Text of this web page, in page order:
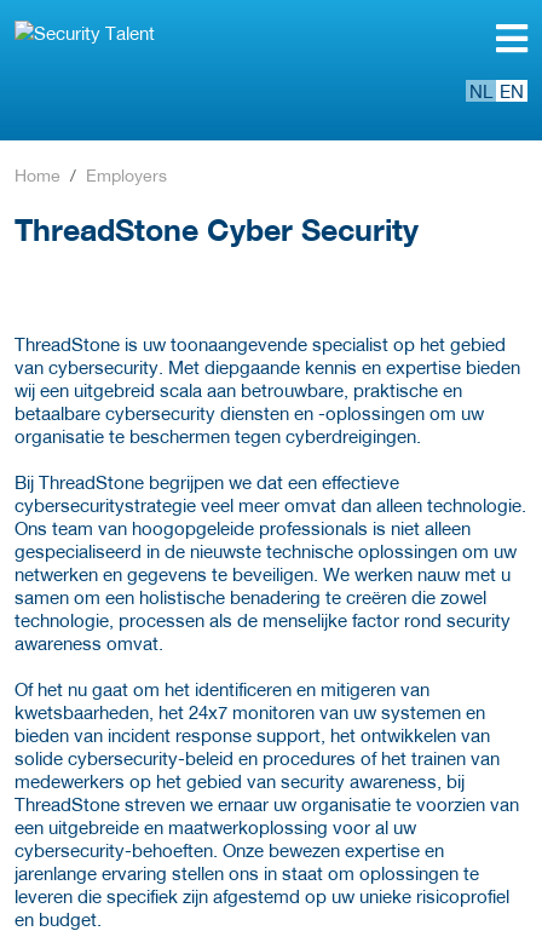
NL EN
Home Employers
ThreadStone Cyber Security
ThreadStone is uw toonaangevende specialist op het gebied
van cybersecurity. Met diepgaande kennis en expertise bieden
wij een uitgebreid scala aan betrouwbare, praktische en
betaalbare cybersecurity diensten en -oplossingen om uw
organisatie te beschermen tegen cyberdreigingen.
Bij ThreadStone begrijpen we dat een effectieve
cybersecuritystrategie veel meer omvat dan alleen technologie.
Ons team van hoogopgeleide professionals is niet alleen
gespecialiseerd in de nieuwste technische oplossingen om uw
netwerken en gegevens te beveiligen. We werken nauw met u
samen om een holistische benadering te creëren die zowel
technologie, processen als de menselijke factor rond security
awareness omvat.
Of het nu gaat om het identificeren en mitigeren van
kwetsbaarheden, het 24x7 monitoren van uw systemen en
bieden van incident response support, het ontwikkelen van
solide cybersecurity-beleid en procedures of het trainen van
medewerkers op het gebied van security awareness, bij
ThreadStone streven we ernaar uw organisatie te voorzien van
een uitgebreide en maatwerkoplossing voor al uw
cybersecurity-behoeften. Onze bewezen expertise en
jarenlange ervaring stellen ons in staat om oplossingen te
leveren die specifiek zijn afgestemd op uw unieke risicoprofiel
en budget.